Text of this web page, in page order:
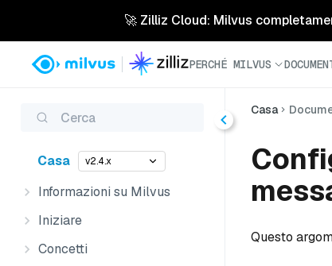
🚀 Zilliz Cloud: Milvus
PERCHÉ MILVUS
Cerca
Casa v2.4.x
Informazioni su Milvus
Iniziare
Concetti
Casa
Questo